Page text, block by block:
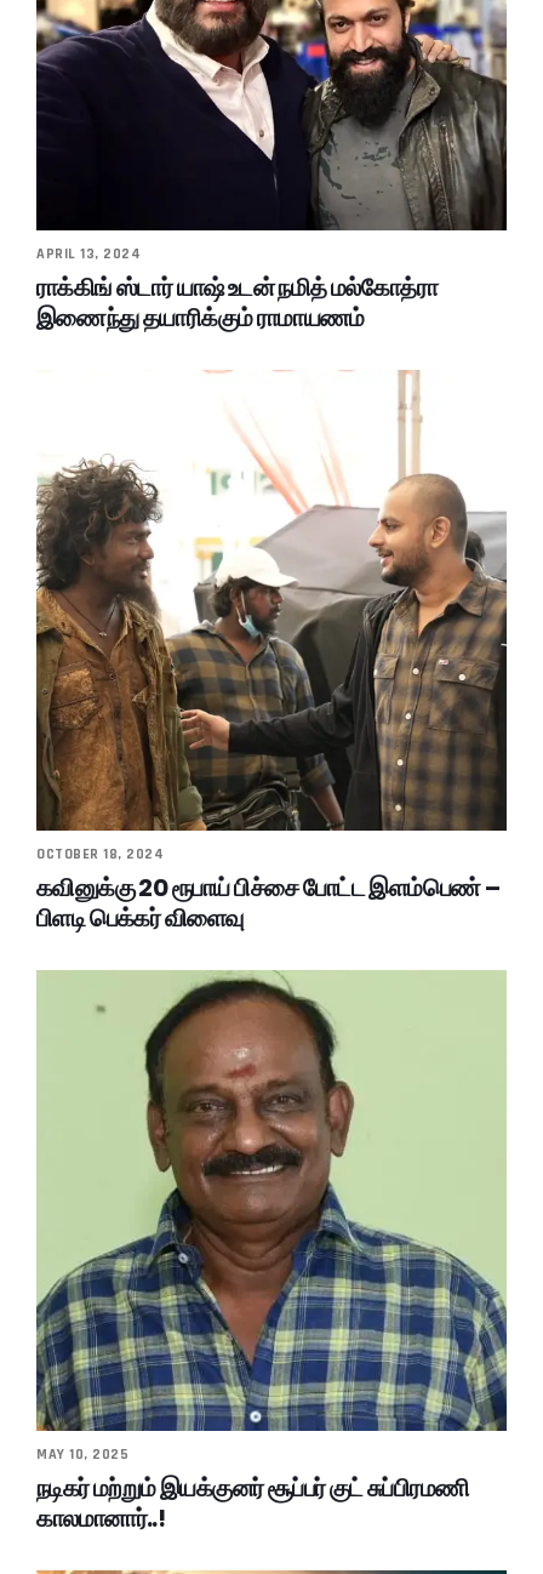
APRIL 13, 2024
ராக்கிங் ஸ்டார் யாஷ் உடன் நமித் மல்கோத்ரா
இணைந்து தயாரிக்கும் ராமாயணம்
OCTOBER 18, 2024
கவினுக்கு 20 ரூபாய் பிச்சை போட்ட இளம்பெண் –
பிளடி பெக்கர் விளைவு
MAY 10, 2025
நடிகர் மற்றும் இயக்குனர் சூப்பர் குட் சுப்பிரமணி
காலமானார்..!